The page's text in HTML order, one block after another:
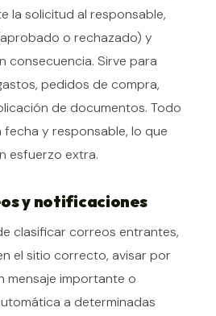
la solicitud al responsable,
o rechazado) y
consecuencia. Sirve para
pedidos de compra,
de documentos. Todo
y responsable, lo que
esfuerzo extra.
y notificaciones
clasificar correos entrantes,
el sitio correcto, avisar por
mensaje importante o
a determinadas